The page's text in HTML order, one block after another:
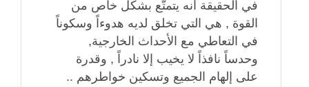
في الحقيقة أنه يتمتّع بشكل خاص من
القوة , هي التي تخلق لديه هدوءاً وسكوناً
في التعاطي مع الأحداث الخارجية,
وحدساً نافذاً لا يخيب إلا نادراً , وقدرة
على إلهام الجميع وتسكين خواطرهم ..